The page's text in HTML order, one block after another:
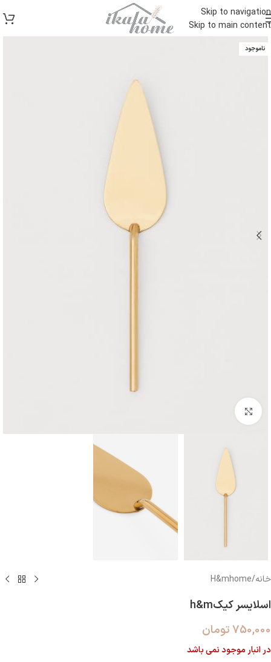
Skip to navigation
Skip to main content
ناموجود
بزرگنمایی تصویر
خانه/
H&mhome
اسلایسر کیکh&m
750,000تومان
در انبار موجود نمی باشد